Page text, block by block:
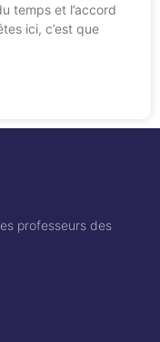
temps et l’accord
ici, c’est que
professeurs des